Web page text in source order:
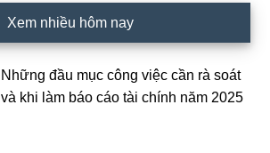
Xem nhiều hôm nay
Những đầu mục công việc cần rà soát
và khi làm báo cáo tài chính năm 2025